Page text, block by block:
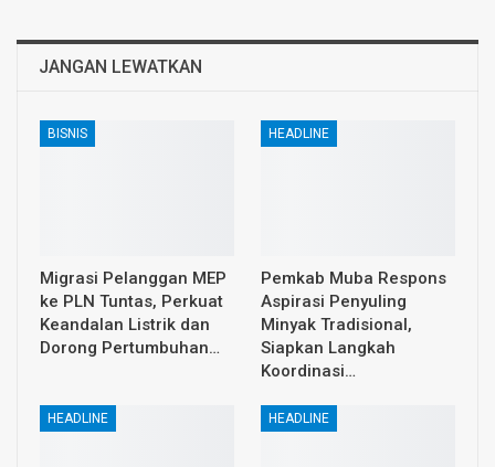
JANGAN LEWATKAN
BISNIS
Migrasi Pelanggan MEP
ke PLN Tuntas, Perkuat
Keandalan Listrik dan
Dorong Pertumbuhan…
HEADLINE
Pemkab Muba Respons
Aspirasi Penyuling
Minyak Tradisional,
Siapkan Langkah
Koordinasi…
HEADLINE HEADLINE